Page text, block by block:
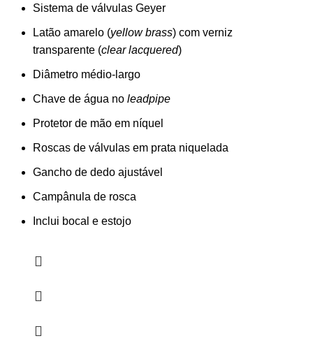
Sistema de válvulas Geyer
Latão amarelo (yellow brass) com verniz
transparente (clear lacquered)
Diâmetro médio-largo
Chave de água no leadpipe
Protetor de mão em níquel
Roscas de válvulas em prata niquelada
Gancho de dedo ajustável
Campânula de rosca
Inclui bocal e estojo